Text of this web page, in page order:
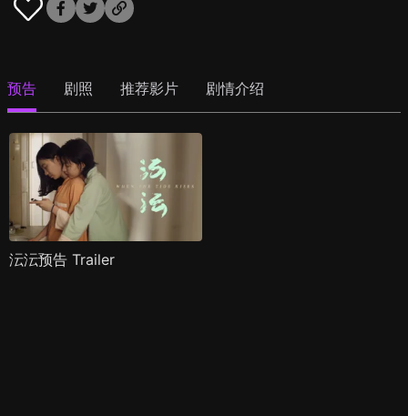
预告 剧照 推荐影片 剧情介绍
沄沄预告 Trailer